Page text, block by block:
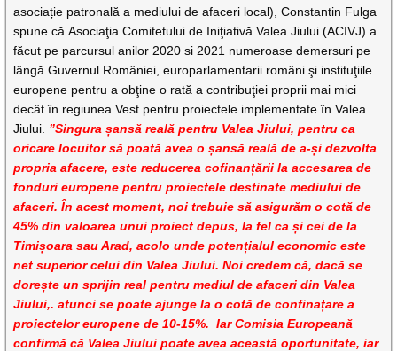
asociație patronală a mediului de afaceri local), Constantin Fulga
spune că Asociaţia Comitetului de Iniţiativă Valea Jiului (ACIVJ) a
făcut pe parcursul anilor 2020 si 2021 numeroase demersuri pe
lângă Guvernul României, europarlamentarii români şi instituţiile
europene pentru a obţine o rată a contribuţiei proprii mai mici
decât în regiunea Vest pentru proiectele implementate în Valea
Jiului. ”Singura șansă reală pentru Valea Jiului, pentru ca
oricare locuitor să poată avea o șansă reală de a-și dezvolta
propria afacere, este reducerea cofinanțării la accesarea de
fonduri europene pentru proiectele destinate mediului de
afaceri. În acest moment, noi trebuie să asigurăm o cotă de
45% din valoarea unui proiect depus, la fel ca și cei de la
Timișoara sau Arad, acolo unde potențialul economic este
net superior celui din Valea Jiului. Noi credem că, dacă se
dorește un sprijin real pentru mediul de afaceri din Valea
Jiului,. atunci se poate ajunge la o cotă de confinațare a
proiectelor europene de 10-15%. Iar Comisia Europeană
confirmă că Valea Jiului poate avea această oportunitate, iar